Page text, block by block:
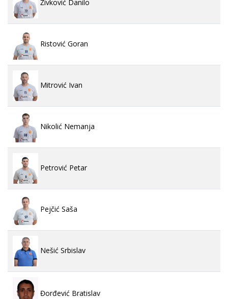
Živković Danilo
Ristović Goran
Mitrović Ivan
Nikolić Nemanja
Petrović Petar
Pejčić Saša
Nešić Srbislav
Đorđević Bratislav